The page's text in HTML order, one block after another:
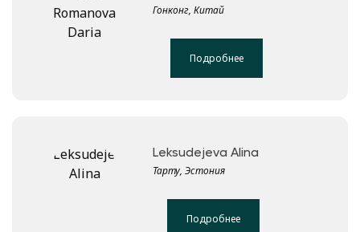
Гонконг, Китай
Подробнее
Leksudejeva Alina
Тарту, Эстония
Подробнее